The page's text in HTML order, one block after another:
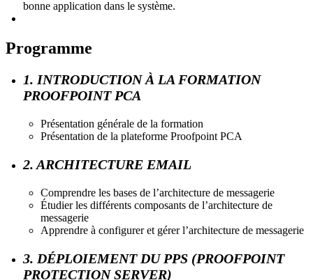
bonne application dans le système.
Programme
1. INTRODUCTION À LA FORMATION
PROOFPOINT PCA
Présentation générale de la formation
Présentation de la plateforme Proofpoint PCA
2. ARCHITECTURE EMAIL
Comprendre les bases de l’architecture de messagerie
Étudier les différents composants de l’architecture de
messagerie
Apprendre à configurer et gérer l’architecture de messagerie
3. DÉPLOIEMENT DU PPS (PROOFPOINT
PROTECTION SERVER)